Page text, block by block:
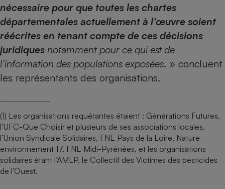
nécessaire pour que toutes les chartes
départementales actuellement à l’œuvre soient
réécrites en tenant compte de ces décisions
juridiques notamment pour ce qui est de
l’information des populations exposées. » concluent
les représentants des organisations.
(1) Les organisations requérantes étaient : Générations Futures,
l’UFC-Que Choisir et plusieurs de ses associations locales,
l’Union Syndicale Solidaires, FNE Pays de la Loire, Nature
environnement 17, FNE Midi-Pyrénées, et les organisations
solidaires étant l’AMLP, le Collectif des Victimes des pesticides
de l’Ouest.​​​​